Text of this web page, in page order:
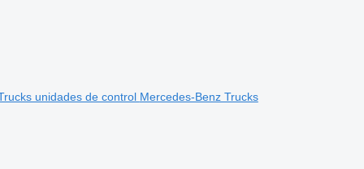
unidades de control Mercedes-Benz Trucks